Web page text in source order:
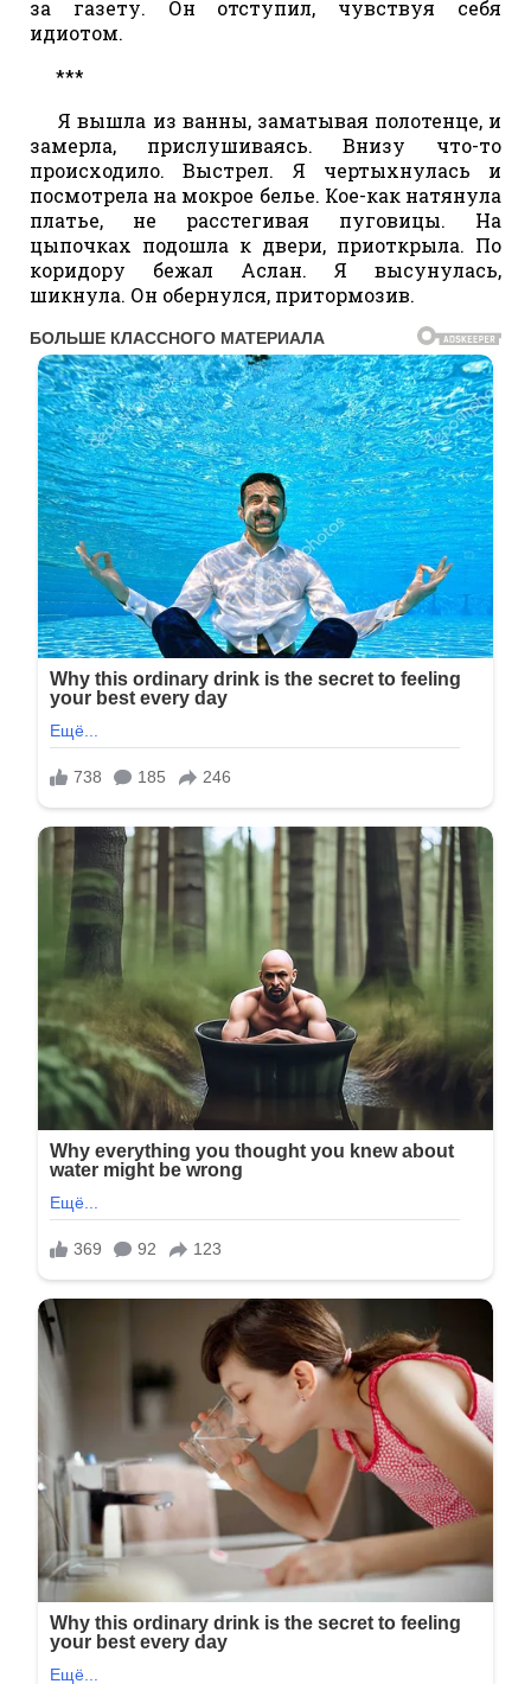
за газету. Он отступил, чувствуя себя
идиотом.
***
Я вышла из ванны, заматывая полотенце, и
замерла, прислушиваясь. Внизу что-то
происходило. Выстрел. Я чертыхнулась и
посмотрела на мокрое белье. Кое-как натянула
платье, не расстегивая пуговицы. На
цыпочках подошла к двери, приоткрыла. По
коридору бежал Аслан. Я высунулась,
шикнула. Он обернулся, притормозив.